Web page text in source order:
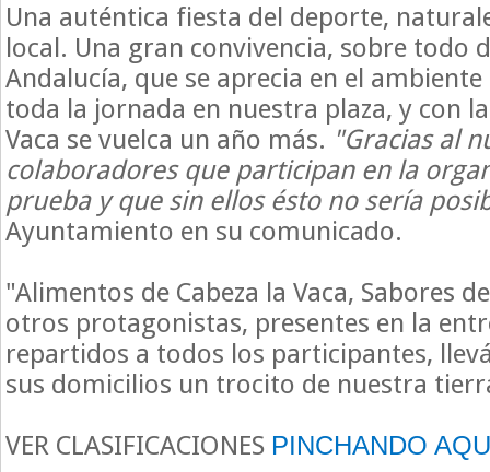
Una auténtica fiesta del deporte,
local. Una gran convivencia, sobre todo
Andalucía, que se aprecia en el
toda la jornada en nuestra plaza, y con
Vaca se vuelca un año más. "Gracias al
colaboradores que participan en la
prueba y que sin ellos ésto no sería
Ayuntamiento en su comunicado.
"Alimentos de Cabeza la Vaca, Sabores
otros protagonistas, presentes en la
repartidos a todos los participantes,
sus domicilios un trocito de nuestra
VER CLASIFICACIONES PINCHANDO